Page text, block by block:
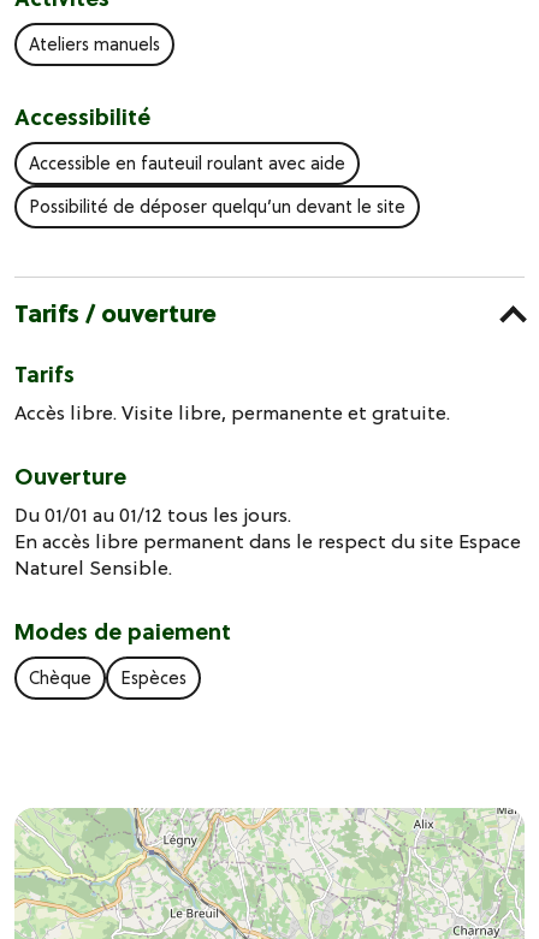
Ateliers manuels
Accessibilité
Accessible en fauteuil roulant avec aide
Possibilité de déposer quelqu’un devant le site
Tarifs / ouverture
Tarifs
Accès libre. Visite libre, permanente et gratuite.
Ouverture
Du 01/01 au 01/12 tous les jours.
En accès libre permanent dans le respect du site Espace
Naturel Sensible.
Modes de paiement
Chèque Espèces